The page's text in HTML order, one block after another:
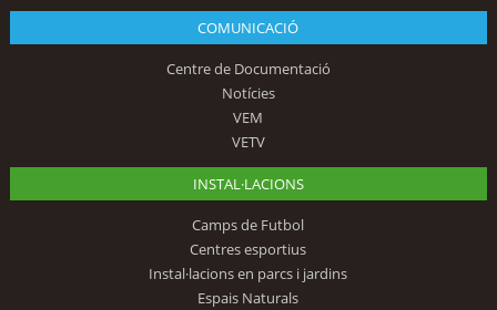
COMUNICACIÓ
Centre de Documentació
Notícies
VEM
VETV
INSTAL·LACIONS
Camps de Futbol
Centres esportius
Instal·lacions en parcs i jardins
Espais Naturals